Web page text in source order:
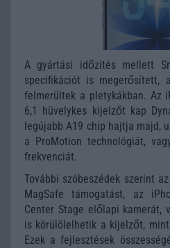
A gyártási időzítés mellett
specifikációt is megerősített,
felmerültek a pletykákban. Az
6,1 hüvelykes kijelzőt kap
legújabb A19 chip hajtja majd,
a ProMotion technológiát,
frekvenciát.
További szóbeszédek szerint
MagSafe támogatást, az
Center Stage előlapi kamerát,
is körülölelhetik a kijelzőt,
Ezek a fejlesztések